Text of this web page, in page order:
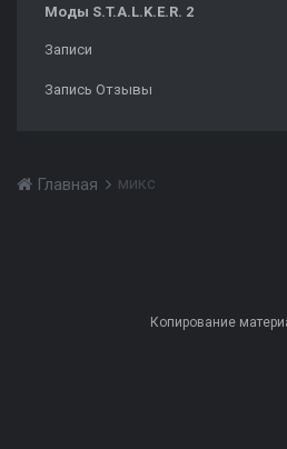
Моды S.T.A.L.K.E.R. 2
Записи
Запись Отзывы
Главная микс
Копирование